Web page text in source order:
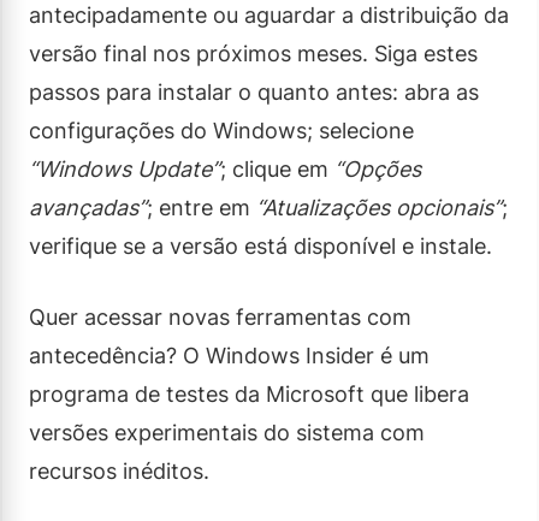
antecipadamente ou aguardar a distribuição da
versão final nos próximos meses. Siga estes
passos para instalar o quanto antes: abra as
configurações do Windows; selecione
“Windows Update”; clique em “Opções
avançadas”; entre em “Atualizações opcionais”;
verifique se a versão está disponível e instale.
Quer acessar novas ferramentas com
antecedência? O Windows Insider é um
programa de testes da Microsoft que libera
versões experimentais do sistema com
recursos inéditos.